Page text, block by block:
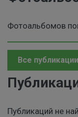
Фотоальбомов
Все
Публикаций не